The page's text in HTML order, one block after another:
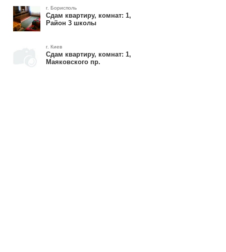
г. Борисполь
Сдам квартиру, комнат: 1,
Район 3 школы
г. Киев
Сдам квартиру, комнат: 1,
Маяковского пр.